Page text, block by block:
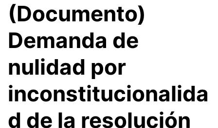
(Documento)
Demanda de
nulidad por
inconstitucionalida
d de la resolución